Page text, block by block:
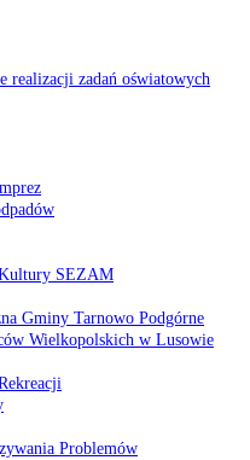
realizacji zadań oświatowych
SEZAM
Gminy Tarnowo Podgórne
Wielkopolskich w Lusowie
Problemów